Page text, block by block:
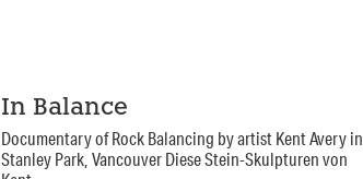
In Balance
Documentary of Rock Balancing by artist Kent Avery in
Stanley Park, Vancouver Diese Stein-Skulpturen von